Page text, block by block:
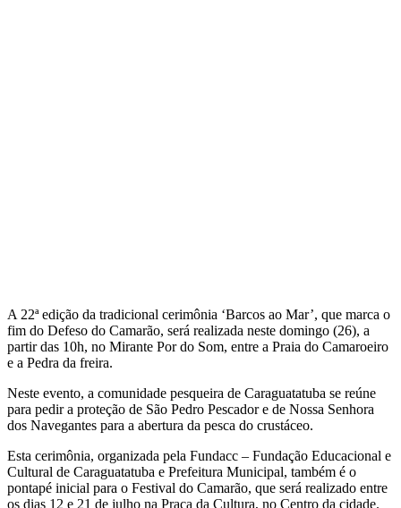
A 22ª edição da tradicional cerimônia ‘Barcos ao Mar’, que marca o
fim do Defeso do Camarão, será realizada neste domingo (26), a
partir das 10h, no Mirante Por do Som, entre a Praia do Camaroeiro
e a Pedra da freira.
Neste evento, a comunidade pesqueira de Caraguatatuba se reúne
para pedir a proteção de São Pedro Pescador e de Nossa Senhora
dos Navegantes para a abertura da pesca do crustáceo.
Esta cerimônia, organizada pela Fundacc – Fundação Educacional e
Cultural de Caraguatatuba e Prefeitura Municipal, também é o
pontapé inicial para o Festival do Camarão, que será realizado entre
os dias 12 e 21 de julho na Praça da Cultura, no Centro da cidade.